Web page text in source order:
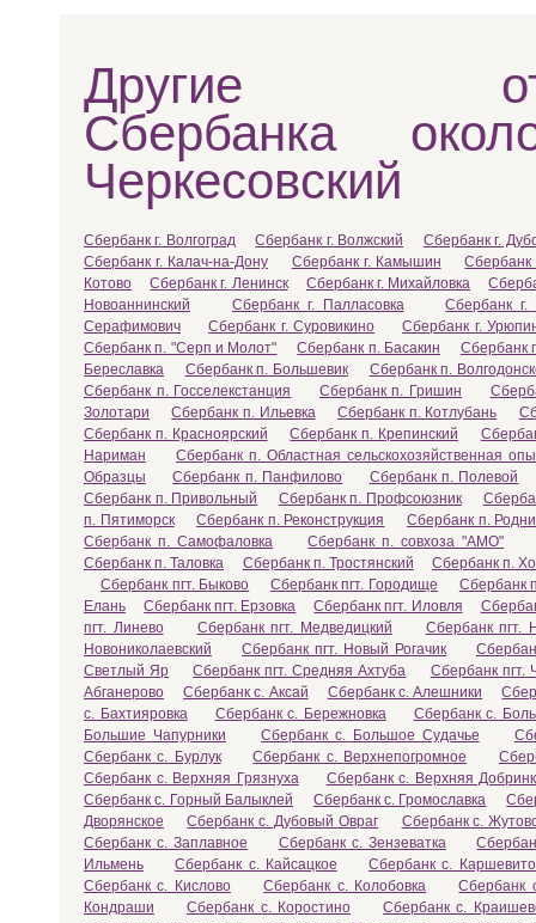
Другие
Сбербанка
Черкесовский
Сбербанк г. Волгоград Сбербанк г. Волжский
Сбербанк г.
Сбербанк г. Калач-на-Дону
Сбербанк г. Камышин
Сбербанк
Котово
Сбербанк г. Ленинск Сбербанк г. Михайловка
Новоаннинский
Сбербанк г. Палласовка
Сбербанк
Серафимович
Сбербанк г. Суровикино
Сбербанк г.
Сбербанк п. "Серп и Молот"
Сбербанк п. Басакин
Сбербанк
Береславка
Сбербанк п. Большевик
Сбербанк п.
Сбербанк п. Госселекстанция
Сбербанк п. Гришин
Золотари
Сбербанк п. Ильевка Сбербанк п. Котлубань
Сбербанк п. Красноярский
Сбербанк п. Крепинский
Нариман
Сбербанк п. Областная сельскохозяйственная
Образцы
Сбербанк п. Панфилово
Сбербанк п. Полевой
Сбербанк п. Привольный
Сбербанк п. Профсоюзник
п. Пятиморск
Сбербанк п. Реконструкция
Сбербанк п.
Сбербанк п. Самофаловка
Сбербанк п. совхоза "АМО"
Сбербанк п. Таловка
Сбербанк п. Тростянский
Сбербанк п.
Сбербанк пгт. Быково
Сбербанк пгт. Городище
Сбербанк
Елань
Сбербанк пгт. Ерзовка Сбербанк пгт. Иловля
пгт. Линево
Сбербанк пгт. Медведицкий
Сбербанк пгт.
Новониколаевский
Сбербанк пгт. Новый Рогачик
Светлый Яр
Сбербанк пгт. Средняя Ахтуба
Сбербанк пгт.
Абганерово
Сбербанк с. Аксай Сбербанк с. Алешники
с. Бахтияровка
Сбербанк с. Бережновка
Сбербанк с.
Большие Чапурники
Сбербанк с. Большое Судачье
Сбербанк с. Бурлук
Сбербанк с. Верхнепогромное
Сбербанк с. Верхняя Грязнуха
Сбербанк с. Верхняя
Сбербанк с. Горный Балыклей
Сбербанк с. Громославка
Дворянское
Сбербанк с. Дубовый Овраг
Сбербанк с.
Сбербанк с. Заплавное
Сбербанк с. Зензеватка
Ильмень
Сбербанк с. Кайсацкое
Сбербанк с.
Сбербанк с. Кислово
Сбербанк с. Колобовка
Сбербанк
Кондраши
Сбербанк с. Коростино
Сбербанк с.